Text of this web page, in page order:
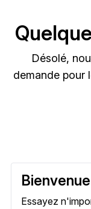
Désolé,
demande pour
Essayez